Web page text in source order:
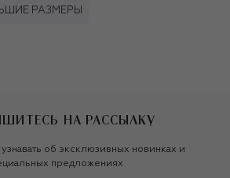
РАЗМЕРЫ
НА РАССЫЛКУ
об эксклюзивных новинках и
предложениях